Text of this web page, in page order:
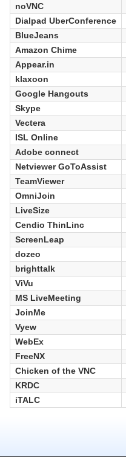
noVNC
Dialpad UberConference
BlueJeans
Amazon Chime
Appear.in
klaxoon
Google Hangouts
Skype
Vectera
ISL Online
Adobe connect
Netviewer GoToAssist
TeamViewer
OmniJoin
LiveSize
Cendio ThinLinc
ScreenLeap
dozeo
brighttalk
ViVu
MS LiveMeeting
JoinMe
Vyew
WebEx
FreeNX
Chicken of the VNC
KRDC
iTALC